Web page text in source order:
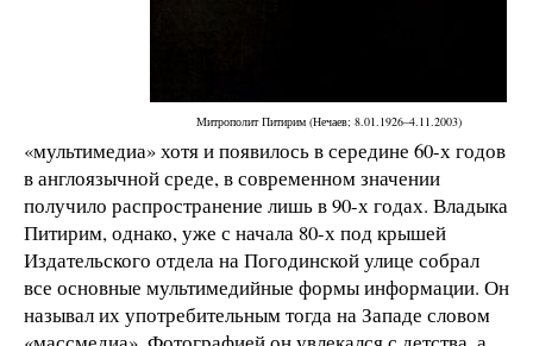
Митрополит Питирим (Нечаев; 8.01.1926–4.11.2003)
«мультимедиа» хотя и появилось в середине 60-х годов
в англоязычной среде, в современном значении
получило распространение лишь в 90-х годах. Владыка
Питирим, однако, уже с начала 80-х под крышей
Издательского отдела на Погодинской улице собрал
все основные мультимедийные формы информации. Он
называл их употребительным тогда на Западе словом